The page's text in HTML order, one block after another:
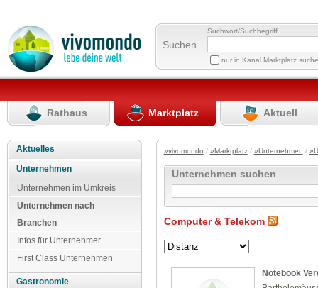
Suchen
Suchwort/Suchbegriff
nur in Kanal Marktplatz
Rathaus Marktplatz Aktuell
Aktuelles
Unternehmen
Unternehmen im Umkreis
Unternehmen nach
Branchen
Infos für Unternehmer
First Class Unternehmen
Gastronomie
»vivomondo / »Marktplatz/ »Unternehmen /
Unternehmen suchen
Computer & Telekom
Notebook